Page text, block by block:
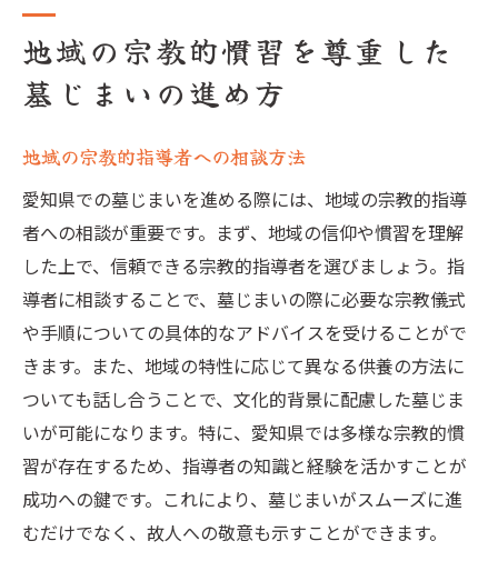
地域の宗教的慣習を尊重した
墓じまいの進め方
地域の宗教的指導者への相談方法
愛知県での墓じまいを進める際には、地域の宗教的指導
者への相談が重要です。まず、地域の信仰や慣習を理解
した上で、信頼できる宗教的指導者を選びましょう。指
導者に相談することで、墓じまいの際に必要な宗教儀式
や手順についての具体的なアドバイスを受けることがで
きます。また、地域の特性に応じて異なる供養の方法に
ついても話し合うことで、文化的背景に配慮した墓じま
いが可能になります。特に、愛知県では多様な宗教的慣
習が存在するため、指導者の知識と経験を活かすことが
成功への鍵です。これにより、墓じまいがスムーズに進
むだけでなく、故人への敬意も示すことができます。